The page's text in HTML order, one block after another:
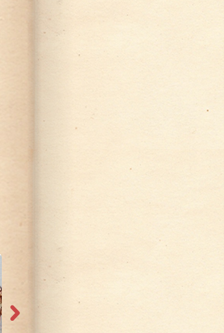
4,398 צפיות